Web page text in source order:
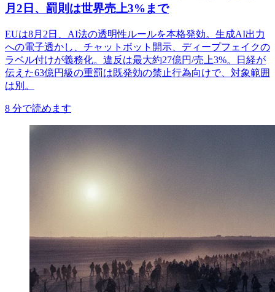
月2日、罰則は世界売上3%まで
EUは8月2日、AI法の透明性ルールを本格発効。生成AI出力
への電子透かし、チャットボット開示、ディープフェイクの
ラベル付けが義務化。違反は最大約27億円/売上3%。日経が
伝えた63億円級の重罰は既発効の禁止行為向けで、対象範囲
は別。
8 分で読めます